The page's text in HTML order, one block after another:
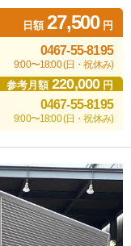
日額27,500円
0467-55-8195
9:00〜18:00 (日・祝休み)
参考月額220,000円
0467-55-8195
9:00〜18:00 (日・祝休み)